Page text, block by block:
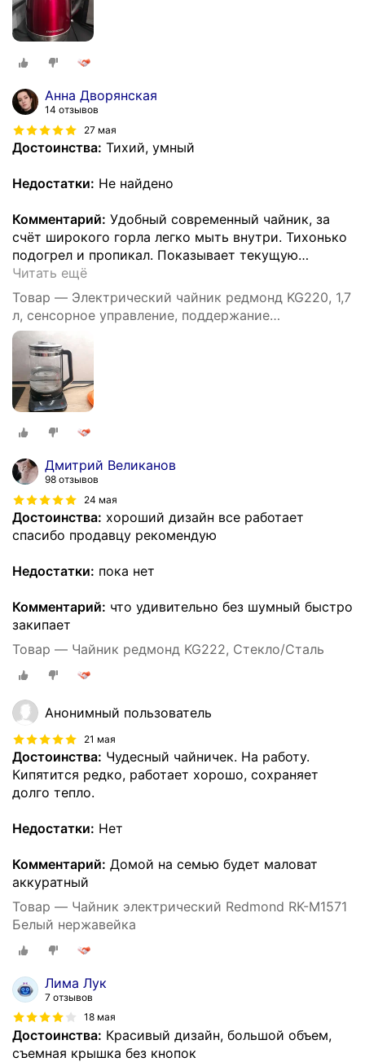
Анна Дворянская
14 отзывов
27 мая
Достоинства: Тихий, умный
Недостатки: Не найдено
Комментарий: Удобный современный чайник, за
счёт широкого горла легко мыть внутри. Тихонько
подогрел и пропикал. Показывает текущую…
Читать ещё
Товар — Электрический чайник редмонд KG220, 1,7
л, сенсорное управление, поддержание
температуры
Дмитрий Великанов
98 отзывов
24 мая
Достоинства: хороший дизайн все работает
спасибо продавцу рекомендую
Недостатки: пока нет
Комментарий: что удивительно без шумный быстро
закипает
Товар — Чайник редмонд KG222, Стекло/Сталь
Анонимный пользователь
21 мая
Достоинства: Чудесный чайничек. На работу.
Кипятится редко, работает хорошо, сохраняет
долго тепло.
Недостатки: Нет
Комментарий: Домой на семью будет маловат
аккуратный
Товар — Чайник электрический Redmond RK-M1571
Белый нержавейка
Лима Лук
7 отзывов
18 мая
Достоинства: Красивый дизайн, большой объем,
съемная крышка без кнопок